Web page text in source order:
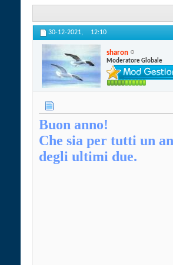
30-12-2021, 12:10
sharon
Moderatore Globale
Buon anno!
Che sia per tutti un
degli ultimi due.